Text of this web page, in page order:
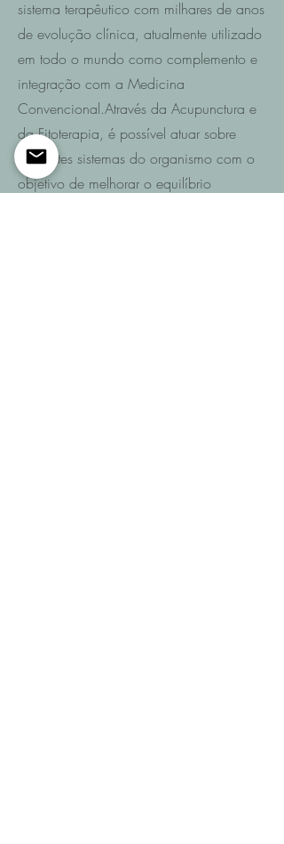
sistema terapêutico com milhares de anos
de evolução clínica, atualmente utilizado
em todo o mundo como complemento e
integração com a Medicina
Convencional.Através da Acupunctura e
da Fitoterapia, é possível atuar sobre
diferentes sistemas do organismo com o
objetivo de melhorar o equilíbrio